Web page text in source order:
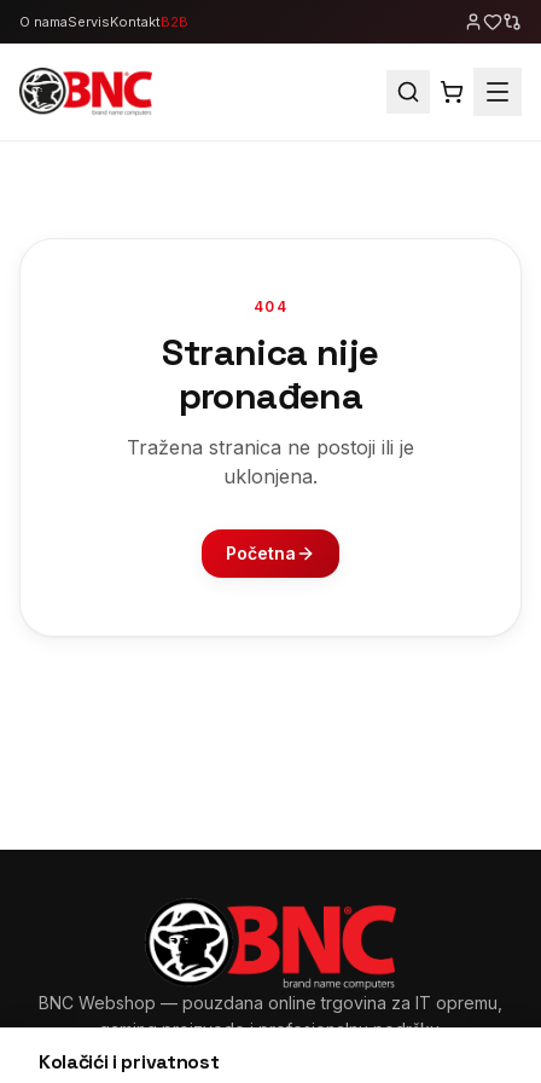
O namaServisKontaktB2B
Kolačići i privatnost
404
Stranica nije
pronađena
Tražena stranica ne postoji ili je
uklonjena.
Početna
BNC Webshop — pouzdana online trgovina za IT opremu,
gaming proizvode i profesionalnu podršku.